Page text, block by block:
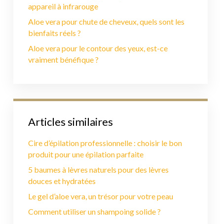
appareil à infrarouge
Aloe vera pour chute de cheveux, quels sont les
bienfaits réels ?
Aloe vera pour le contour des yeux, est-ce
vraiment bénéfique ?
Articles similaires
Cire d’épilation professionnelle : choisir le bon
produit pour une épilation parfaite
5 baumes à lèvres naturels pour des lèvres
douces et hydratées
Le gel d’aloe vera, un trésor pour votre peau
Comment utiliser un shampoing solide ?